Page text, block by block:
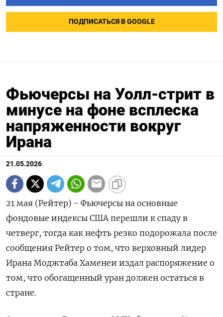
ПОДПИСАТЬСЯ В GOOGLE
Фьючерсы на Уолл-стрит в
минусе на фоне всплеска
напряженности вокруг
Ирана
21.05.2026
21 мая (Рейтер) - Фьючерсы на основные
фондовые ‌индексы США перешли к спаду в ​
четверг, тогда ​как ​нефть резко ⁠подорожала после
‌сообщения Рейтер ‌о том, что верховный ​лидер
Ирана ‌Моджтаба Хаменеи издал ​распоряжение о
том, ‌что обогащенный уран должен остаться в ​
стране.